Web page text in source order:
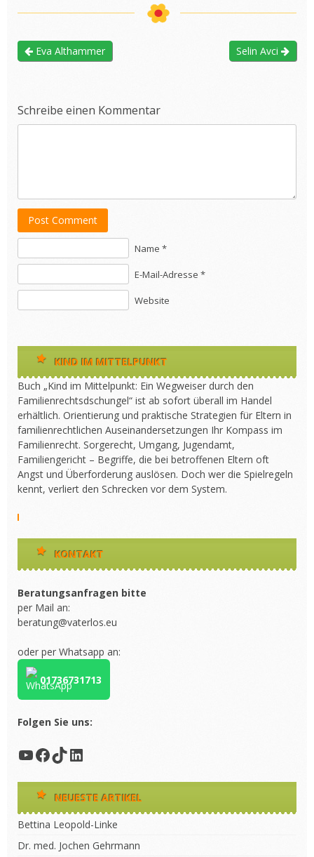
Eva Althammer Selin Avci
Schreibe einen Kommentar
Post Comment
Name *
E-Mail-Adresse *
Website
KIND IM MITTELPUNKT
Buch „Kind im Mittelpunkt: Ein Wegweiser durch den
Familienrechtsdschungel“ ist ab sofort überall im Handel
erhältlich. Orientierung und praktische Strategien für Eltern in
familienrechtlichen Auseinandersetzungen Ihr Kompass im
Familienrecht. Sorgerecht, Umgang, Jugendamt,
Familiengericht – Begriffe, die bei betroffenen Eltern oft
Angst und Überforderung auslösen. Doch wer die Spielregeln
kennt, verliert den Schrecken vor dem System.
KONTAKT
Beratungsanfragen bitte
per Mail an:
beratung@vaterlos.eu
oder per Whatsapp an:
01736731713
Folgen Sie uns:
YouTube
Facebook
TikTok
LinkedIn
NEUESTE ARTIKEL
Bettina Leopold-Linke
Dr. med. Jochen Gehrmann